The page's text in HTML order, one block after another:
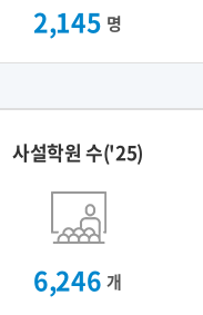
2,145 명
사설학원 수('25)
6,246 개